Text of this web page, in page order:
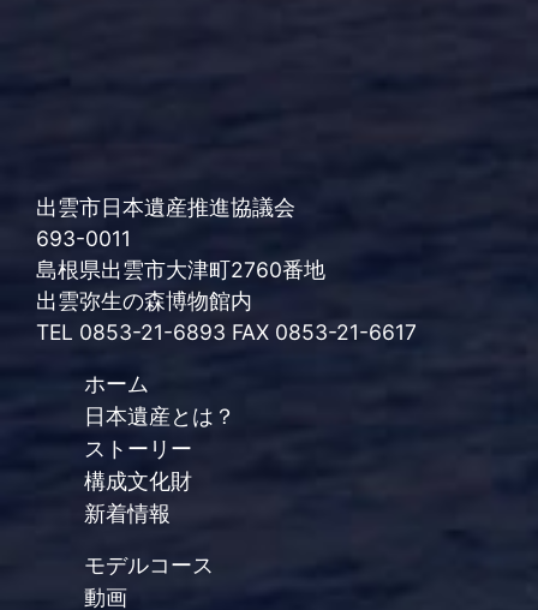
出雲市日本遺産推進協議会
693-0011
島根県出雲市大津町2760番地
出雲弥生の森博物館内
TEL 0853-21-6893 FAX 0853-21-6617
ホーム
日本遺産とは？
ストーリー
構成文化財
新着情報
モデルコース
動画